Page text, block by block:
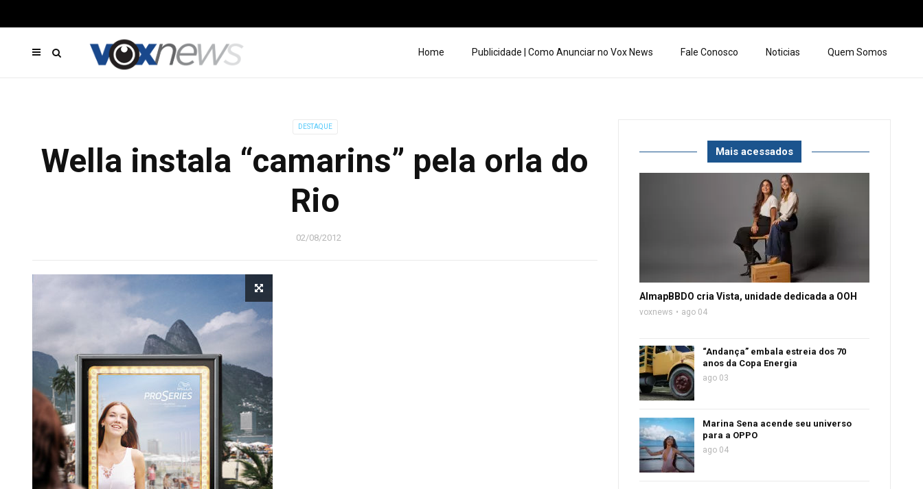
Home Publicidade | Como Anunciar no Vox News Fale Conosco Noticias Quem Somos
DESTAQUE
Wella instala “camarins” pela orla do
Rio
02/08/2012
Mais acessados
AlmapBBDO cria Vista, unidade dedicada a OOH
voxnews ago 04
“Andança” embala estreia dos 70
anos da Copa Energia
ago 03
Marina Sena acende seu universo
para a OPPO
ago 04